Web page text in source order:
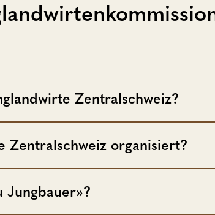
Zentralschweiz?
Zentralschweiz organisiert?
Jungbauer»?